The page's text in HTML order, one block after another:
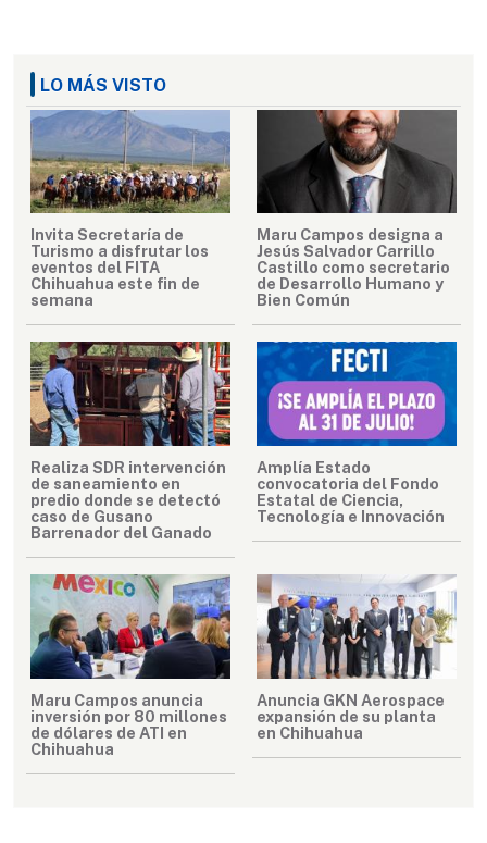
LO MÁS VISTO
Invita Secretaría de
Turismo a disfrutar los
eventos del FITA
Chihuahua este fin de
semana
Maru Campos designa a
Jesús Salvador Carrillo
Castillo como secretario
de Desarrollo Humano y
Bien Común
Realiza SDR intervención
de saneamiento en
predio donde se detectó
caso de Gusano
Barrenador del Ganado
Amplía Estado
convocatoria del Fondo
Estatal de Ciencia,
Tecnología e Innovación
Maru Campos anuncia
inversión por 80 millones
de dólares de ATI en
Chihuahua
Anuncia GKN Aerospace
expansión de su planta
en Chihuahua